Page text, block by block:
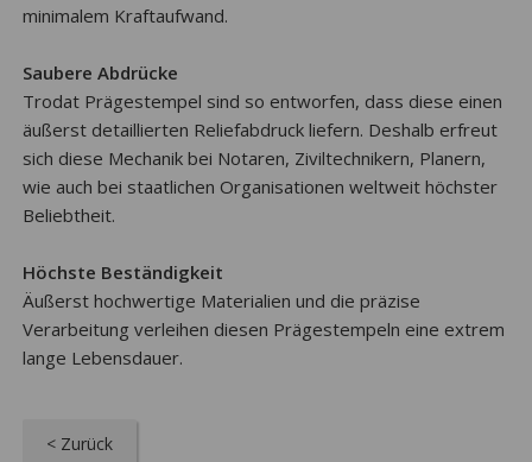
minimalem Kraftaufwand.
Saubere Abdrücke
Trodat Prägestempel sind so entworfen, dass diese einen
äußerst detaillierten Reliefabdruck liefern. Deshalb erfreut
sich diese Mechanik bei Notaren, Ziviltechnikern, Planern,
wie auch bei staatlichen Organisationen weltweit höchster
Beliebtheit.
Höchste Beständigkeit
Äußerst hochwertige Materialien und die präzise
Verarbeitung verleihen diesen Prägestempeln eine extrem
lange Lebensdauer.
< Zurück